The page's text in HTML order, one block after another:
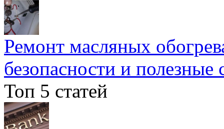
Ремонт масляных
безопасности и полезные
Топ 5 статей